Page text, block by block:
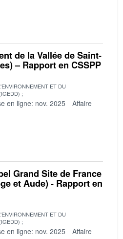
de la Vallée de Saint-
– Rapport en CSSPP
ET DU
en ligne: nov. 2025
Affaire
Grand Site de France
et Aude) - Rapport en
ET DU
en ligne: nov. 2025
Affaire